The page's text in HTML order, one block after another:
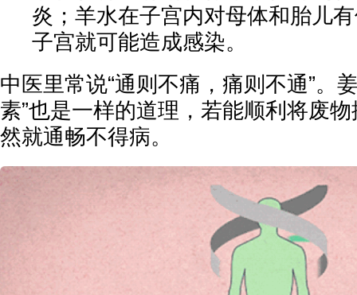
炎；羊水在子宫内对母体和胎儿
子宫就可能造成感染。
中医里常说“通则不痛，痛则不通”。
素”也是一样的道理，若能顺利将废
然就通畅不得病。